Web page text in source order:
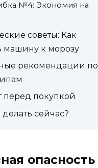
№4: Экономия на
советы: Как
машину к морозу
рекомендации по
перед покупкой
делать сейчас?
опасность